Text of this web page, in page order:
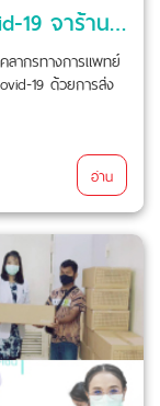
BPK9 ขอขอบคุณกำลังใจสู้ภัย Covid-19 จาร้านอนันต์แคทเทอริ่ง
ากรทางการแพทย์
19 ด้วยการส่ง
อ่าน